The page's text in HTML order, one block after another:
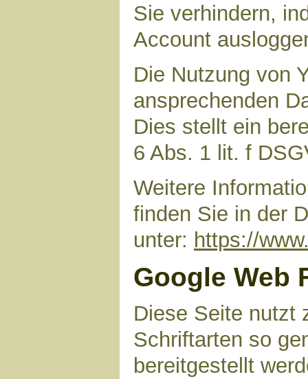
Sie verhindern,
Account
Die Nutzung von
ansprechenden
Dies stellt ein
6 Abs. 1 lit. f
Weitere
finden Sie in der
unter: https://
Google Web
Diese Seite nutzt
Schriftarten so
bereitgestellt